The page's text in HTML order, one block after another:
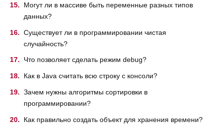
Могут ли в массиве быть переменные разных типов
данных?
Существует ли в программировании чистая
случайность?
Что позволяет сделать режим debug?
Как в Java считать всю строку с консоли?
Зачем нужны алгоритмы сортировки в
программировании?
Как правильно создать объект для хранения времени?